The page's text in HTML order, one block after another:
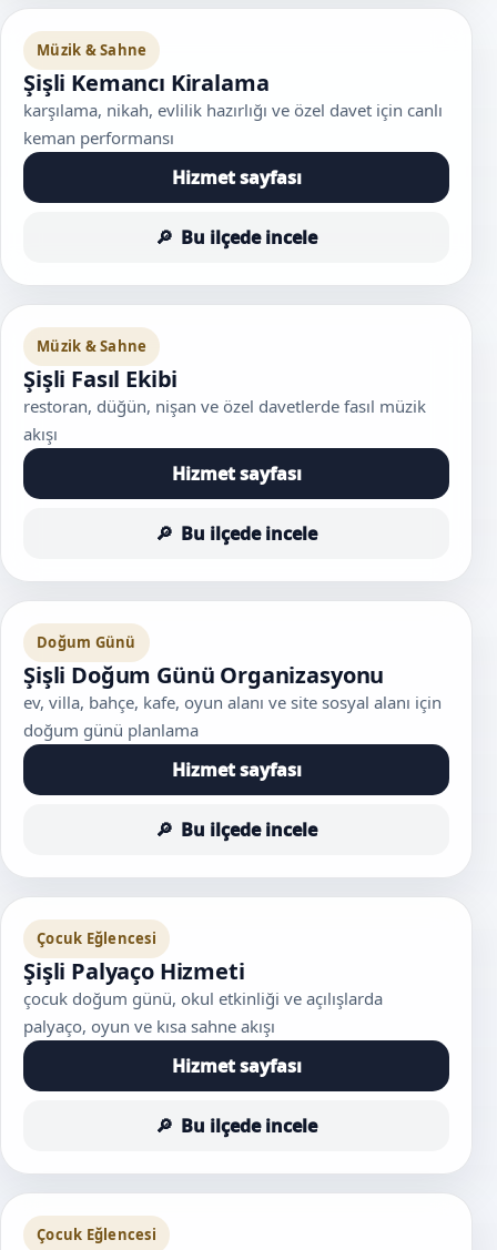
Müzik & Sahne
Şişli Kemancı Kiralama
karşılama, nikah, evlilik hazırlığı ve özel davet için canlı
keman performansı
Hizmet sayfası
Bu ilçede incele
Müzik & Sahne
Şişli Fasıl Ekibi
restoran, düğün, nişan ve özel davetlerde fasıl müzik
akışı
Hizmet sayfası
Bu ilçede incele
Doğum Günü
Şişli Doğum Günü Organizasyonu
ev, villa, bahçe, kafe, oyun alanı ve site sosyal alanı için
doğum günü planlama
Hizmet sayfası
Bu ilçede incele
Çocuk Eğlencesi
Şişli Palyaço Hizmeti
çocuk doğum günü, okul etkinliği ve açılışlarda
palyaço, oyun ve kısa sahne akışı
Hizmet sayfası
Bu ilçede incele
Çocuk Eğlencesi